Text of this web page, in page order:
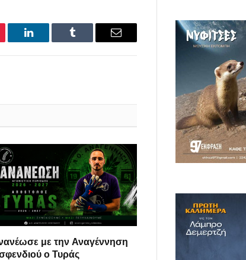
LinkedIn Tumblr Email
με την Αναγέννηση
ο Τυράς